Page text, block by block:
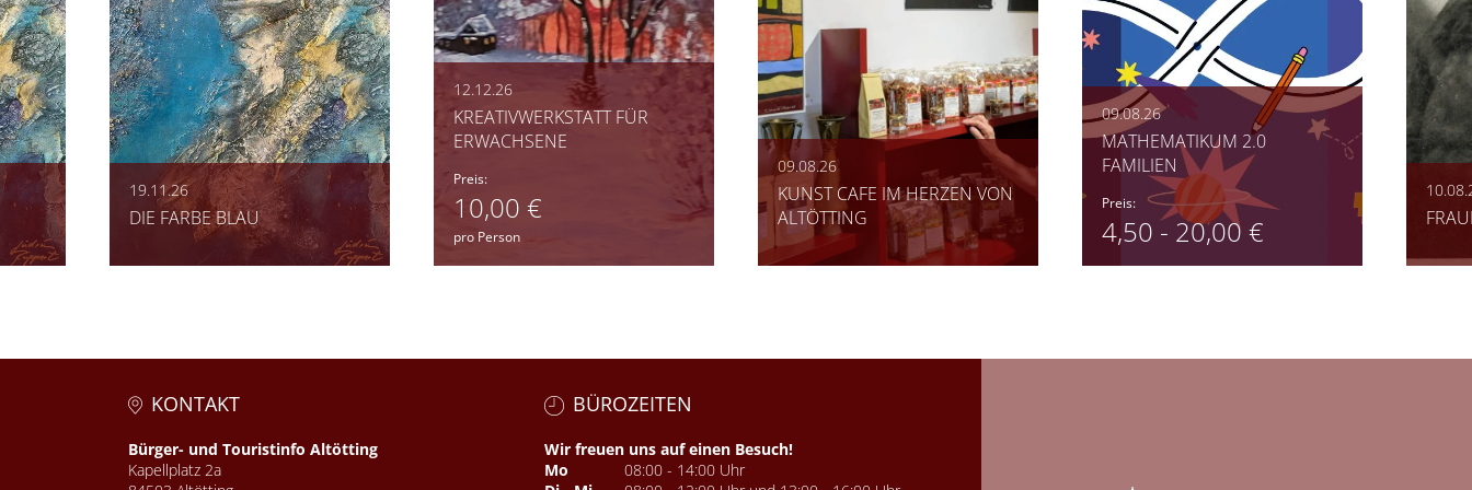
19.11.26
DIE FARBE BLAU
12.12.26
KREATIVWERKSTATT FÜR
ERWACHSENE
Preis:
10,00 €
pro Person
09.08.26
KUNST CAFE IM HERZEN VON
ALTÖTTING
09.08.26
MATHEMATIKUM 2.0
FAMILIEN
Preis:
4,50 - 20,00 €
KONTAKT
Bürger- und Touristinfo Altötting
Kapellplatz 2a
BÜROZEITEN
Wir freuen uns auf einen Besuch!
Mo
08:00 - 14:00 Uhr